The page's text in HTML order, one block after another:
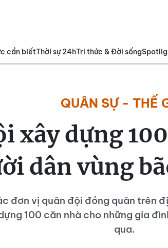
cần biếtThời sự 24hTri thức & Đời sống
QUÂN SỰ - THẾ
xây dựng
dân vùng
đơn vị quân đội đóng quân trên
100 căn nhà cho những gia
qua.